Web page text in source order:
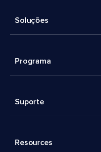
Soluções
Programa
Suporte
Resources